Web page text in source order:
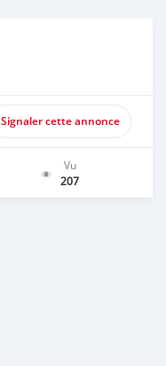
Signaler cette annonce
Vu
207